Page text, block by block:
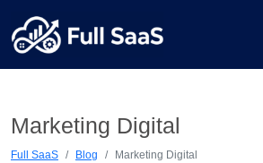
Marketing Digital
Full SaaS Blog Marketing Digital